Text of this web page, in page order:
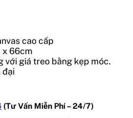
cao cấp
x 66cm
với giá treo bằng kẹp móc.
đại
(Tư Vấn Miễn Phí – 24/7)